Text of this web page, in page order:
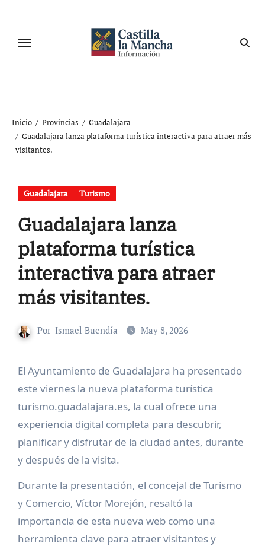
contenido
Inicio Provincias
Guadalajara
Guadalajara lanza plataforma turística interactiva para atraer más
visitantes.
Guadalajara Turismo
Guadalajara lanza
plataforma turística
interactiva para atraer
más visitantes.
Por Ismael Buendía May 8, 2026
El Ayuntamiento de Guadalajara ha presentado
este viernes la nueva plataforma turística
turismo.guadalajara.es, la cual ofrece una
experiencia digital completa para descubrir,
planificar y disfrutar de la ciudad antes, durante
y después de la visita.
Durante la presentación, el concejal de Turismo
y Comercio, Víctor Morejón, resaltó la
importancia de esta nueva web como una
herramienta clave para atraer visitantes y